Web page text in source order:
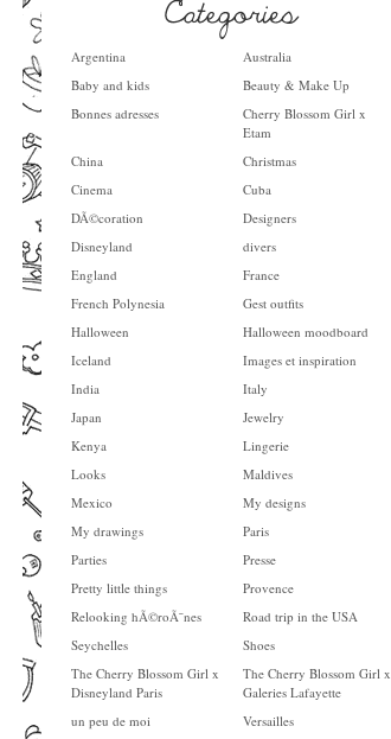
Argentina
Australia
Baby and kids
Beauty & Make Up
Bonnes adresses
Cherry Blossom Girl x
Etam
China
Christmas
Cinema
Cuba
DÃ©coration
Designers
Disneyland
divers
England
France
French Polynesia
Gest outfits
Halloween
Halloween moodboard
Iceland
Images et inspiration
India
Italy
Japan
Jewelry
Kenya
Lingerie
Looks
Maldives
Mexico
My designs
My drawings
Paris
Parties
Presse
Pretty little things
Provence
Relooking hÃ©roÃ¯nes
Road trip in the USA
Seychelles
Shoes
The Cherry Blossom Girl x
Disneyland Paris
The Cherry Blossom Girl x
Galeries Lafayette
un peu de moi
Versailles